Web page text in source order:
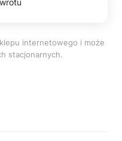
internetowego i może
stacjonarnych.